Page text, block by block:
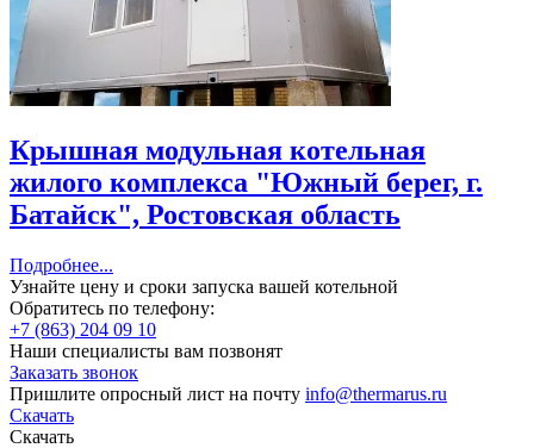
Крышная модульная котельная
жилого комплекса "Южный берег, г.
Батайск", Ростовская область
Подробнее...
Узнайте цену и сроки запуска вашей котельной
Обратитесь по телефону:
+7 (863) 204 09 10
Наши специалисты вам позвонят
Заказать звонок
Пришлите опросный лист на почту info@thermarus.ru
Скачать
Скачать